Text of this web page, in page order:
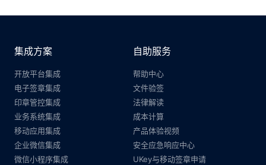
集成方案
开放平台集成
电子签章集成
印章管控集成
业务系统集成
移动应用集成
企业微信集成
微信小程序集成
自助服务
帮助中心
文件验签
法律解读
成本计算
产品体验视频
安全应急响应中心
UKey与移动签章申请